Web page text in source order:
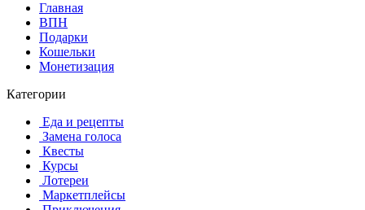
Главная
️ВПН
Подарки
Кошельки
Монетизация
Категории
️ ️Еда и рецепты
️ Замена голоса
️ Квесты
‍ Курсы
️ Лотереи
️ Маркетплейсы